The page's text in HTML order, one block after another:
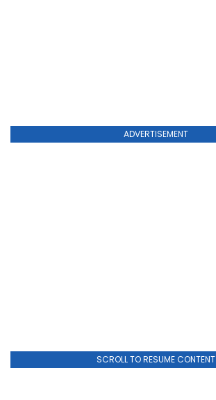
ADVERTISEMENT
SCROLL TO RESUME CONTENT